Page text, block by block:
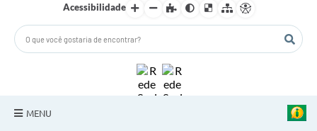
Acessibilidade
MENU